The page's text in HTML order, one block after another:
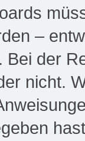
–
Bei der
nicht.